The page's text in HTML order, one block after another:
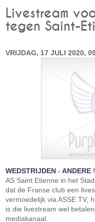
Livestream
tegen Saint-
VRIJDAG, 17 JULI 2020,
WEDSTRIJDEN -ANDERE
AS Saint Etienne in het
dat de Franse club een
vermoedelijk via ASSE TV,
is die livestream wel
mediakanaal.